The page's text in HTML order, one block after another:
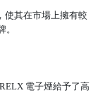
使其在市場上擁有較
。
電子煙給予了高